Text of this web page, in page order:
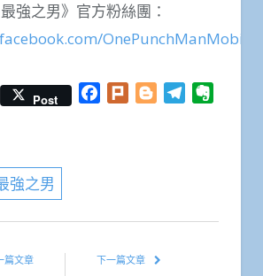
強之男》官方粉絲團：
OnePunchManMobile/
Post Facebook
Plurk BloggerTelegram
強之男
篇文章 下一篇文章